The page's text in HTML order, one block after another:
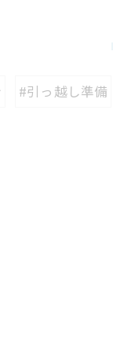
#引っ越し準備